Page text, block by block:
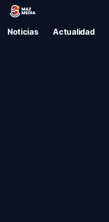
Noticias Actualidad